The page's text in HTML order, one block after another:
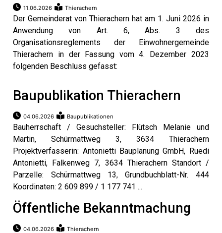
11.06.2026 Thierachern
Der Gemeinderat von Thierachern hat am 1. Juni 2026 in
Anwendung von Art. 6, Abs. 3 des
Organisationsreglements der Einwohnergemeinde
Thierachern in der Fassung vom 4. Dezember 2023
folgenden Beschluss gefasst:
Baupublikation Thierachern
04.06.2026 Baupublikationen
Bauherrschaft / Gesuchsteller: Flütsch Melanie und
Martin, Schürmattweg 3, 3634 Thierachern
Projektverfasserin: Antonietti Bauplanung GmbH, Ruedi
Antonietti, Falkenweg 7, 3634 Thierachern Standort /
Parzelle: Schürmattweg 13, Grundbuchblatt-Nr. 444
Koordinaten: 2 609 899 / 1 177 741 ...
Öffentliche Bekanntmachung
04.06.2026 Thierachern